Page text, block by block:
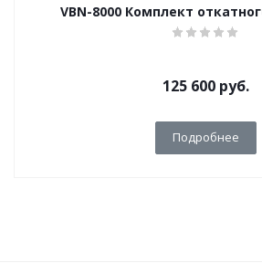
VBN-8000 Комплект
125 600руб.
Подробнее